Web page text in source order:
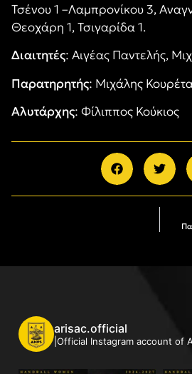
Τσένου 1 –Λαμπρονίκου 3,
Θεοχάρη 1, Τσιγαρίδα 1.
Διαιτητές: Αιγέας Παντελής,
Παρατηρητής: Μιχάλης
Αλυτάρχης: Φίλιππος Κούκιος
arisac.official
|Official Instagram account of